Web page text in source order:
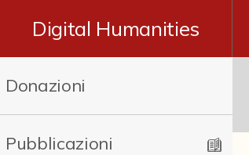
Digital Humanities
Donazioni
Pubblicazioni